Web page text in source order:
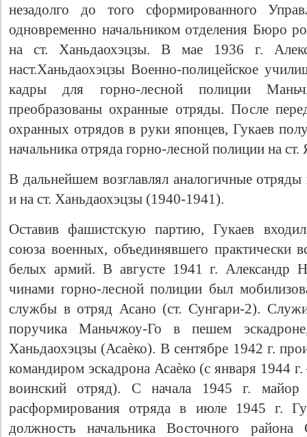
незадолго до того сформированного
одновременно начальником отделения Бюро
на ст. Ханьдаохэцзы. В мае 1936 г.
наст.Ханьдаохэцзы Военно-полицейское
кадры для горно-лесной полиции
преобразованы охранные отряды. После
охранных отрядов в руки японцев, Гукаев
начальника отряда горно-лесной полиции на ст.
В дальнейшем возглавлял аналогичные
и на ст. Ханьдаохэцзы (1940-1941).
Оставив фашистскую партию, Гукаев
союза военных, объединявшего практически
белых армий. В августе 1941 г. Александр
чинами горно-лесной полиции был
службы в отряд Асано (ст. Сунгари-2).
поручика Маньчжоу-Го в пешем
Ханьдаохэцзы (Асаѐко). В сентябре 1942 г.
командиром эскадрона Асаѐко (с января 1944
воинский отряд). С начала 1945 г.
расформирования отряда в июле 1945 г.
должность начальника Восточного района